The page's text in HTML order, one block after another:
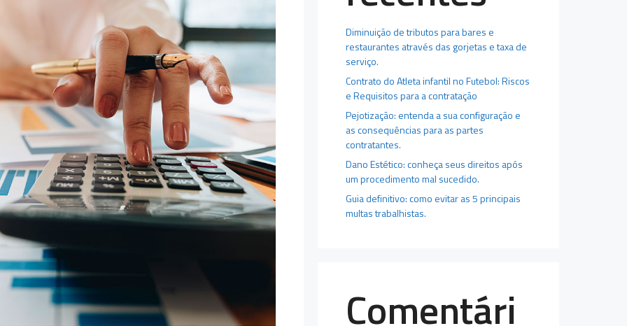
Diminuição de tributos para bares e
restaurantes através das gorjetas e taxa de
serviço.
Contrato do Atleta infantil no Futebol: Riscos
e Requisitos para a contratação
Pejotização: entenda a sua configuração e
as consequências para as partes
contratantes.
Dano Estético: conheça seus direitos após
um procedimento mal sucedido.
Guia definitivo: como evitar as 5 principais
multas trabalhistas.
Comentári